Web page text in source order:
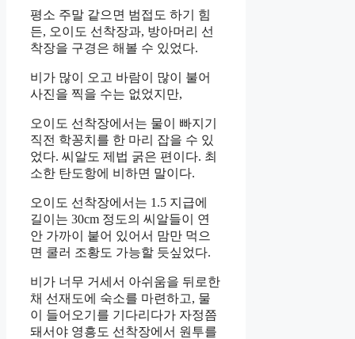
평소 주말 같으면 범접도 하기 힘
든, 오이도 선착장과, 방아머리 선
착장을 구경은 해볼 수 있었다.
비가 많이 오고 바람이 많이 불어
사진을 찍을 수는 없었지만,
오이도 선착장에서는 물이 빠지기
직전 학꽁치를 한 마리 잡을 수 있
었다. 씨알도 제법 굵은 편이다. 최
소한 탄도항에 비하면 말이다.
오이도 선착장에서는 1.5 지급에
길이는 30cm 정도의 씨알들이 연
안 가까이 붙어 있어서 맘만 먹으
면 쿨러 조황도 가능할 듯싶었다.
비가 너무 거세서 아쉬움을 뒤로한
채 선재도에 숙소를 마련하고, 물
이 들어오기를 기다리다가 자정쯤
돼서야 영흥도 선착장에서 원투를